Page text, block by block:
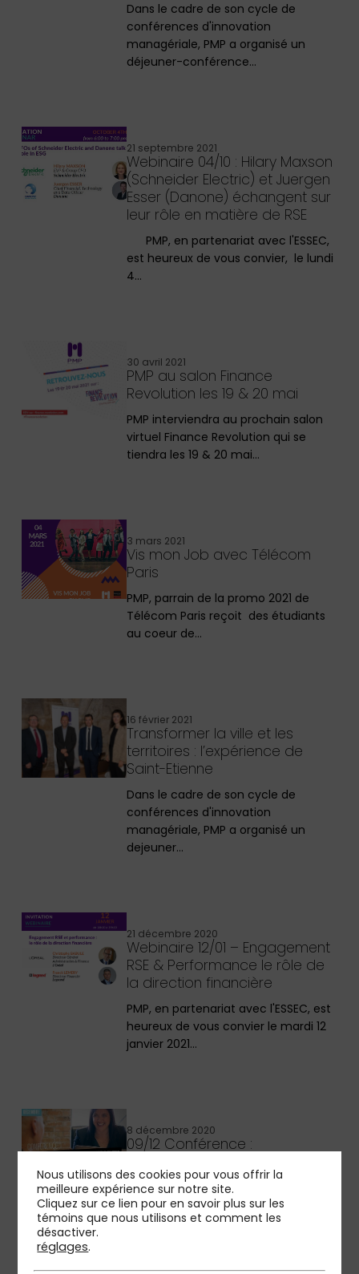
Dans le cadre de son cycle de
conférences d'innovation
managériale, PMP a organisé un
déjeuner-conférence…
21 septembre 2021
Webinaire 04/10 : Hilary Maxson
(Schneider Electric) et Juergen
Esser (Danone) échangent sur
leur rôle en matière de RSE
PMP, en partenariat avec l'ESSEC,
est heureux de vous convier, le lundi
4…
30 avril 2021
PMP au salon Finance
Revolution les 19 & 20 mai
PMP interviendra au prochain salon
virtuel Finance Revolution qui se
tiendra les 19 & 20 mai…
3 mars 2021
Vis mon Job avec Télécom
Paris
PMP, parrain de la promo 2021 de
Télécom Paris reçoit des étudiants
au coeur de…
16 février 2021
Transformer la ville et les
territoires : l’expérience de
Saint-Etienne
Dans le cadre de son cycle de
conférences d'innovation
managériale, PMP a organisé un
dejeuner…
21 décembre 2020
Webinaire 12/01 – Engagement
RSE & Performance le rôle de
la direction financière
PMP, en partenariat avec l'ESSEC, est
heureux de vous convier le mardi 12
janvier 2021…
8 décembre 2020
09/12 Conférence :
Insurance : quels enjeux et
quels impacts pour les
assureurs ?
Nous utilisons des cookies pour vous offrir la
meilleure expérience sur notre site.
Cliquez sur ce lien pour en savoir plus sur les
témoins que nous utilisons et comment les
désactiver.
réglages.